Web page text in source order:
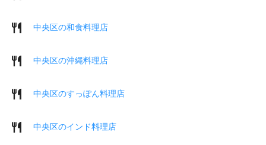
中央区の和食料理店
中央区の沖縄料理店
中央区のすっぽん料理店
中央区のインド料理店